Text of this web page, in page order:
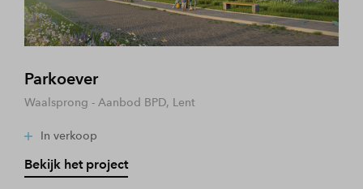
Parkoever
Waalsprong - Aanbod BPD, Lent
In verkoop
Bekijk het project